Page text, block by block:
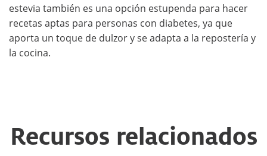
estevia también es una opción estupenda para hacer
recetas aptas para personas con diabetes, ya que
aporta un toque de dulzor y se adapta a la repostería y
la cocina.
Recursos relacionados